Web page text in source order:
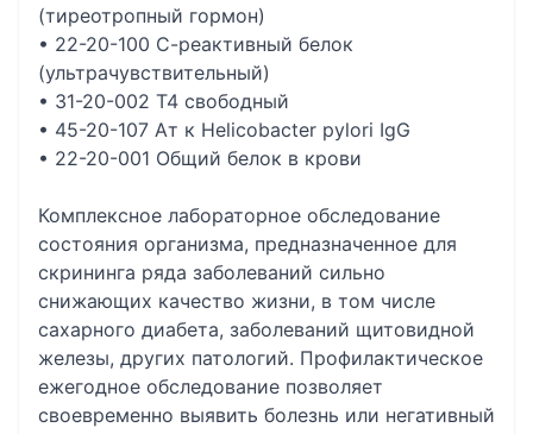
(тиреотропный гормон)
• 22-20-100 С-реактивный белок
(ультрачувствительный)
• 31-20-002 Т4 свободный
• 45-20-107 Ат к Helicobacter pylori IgG
• 22-20-001 Общий белок в крови
Комплексное лабораторное обследование
состояния организма, предназначенное для
скрининга ряда заболеваний сильно
снижающих качество жизни, в том числе
сахарного диабета, заболеваний щитовидной
железы, других патологий. Профилактическое
ежегодное обследование позволяет
своевременно выявить болезнь или негативный